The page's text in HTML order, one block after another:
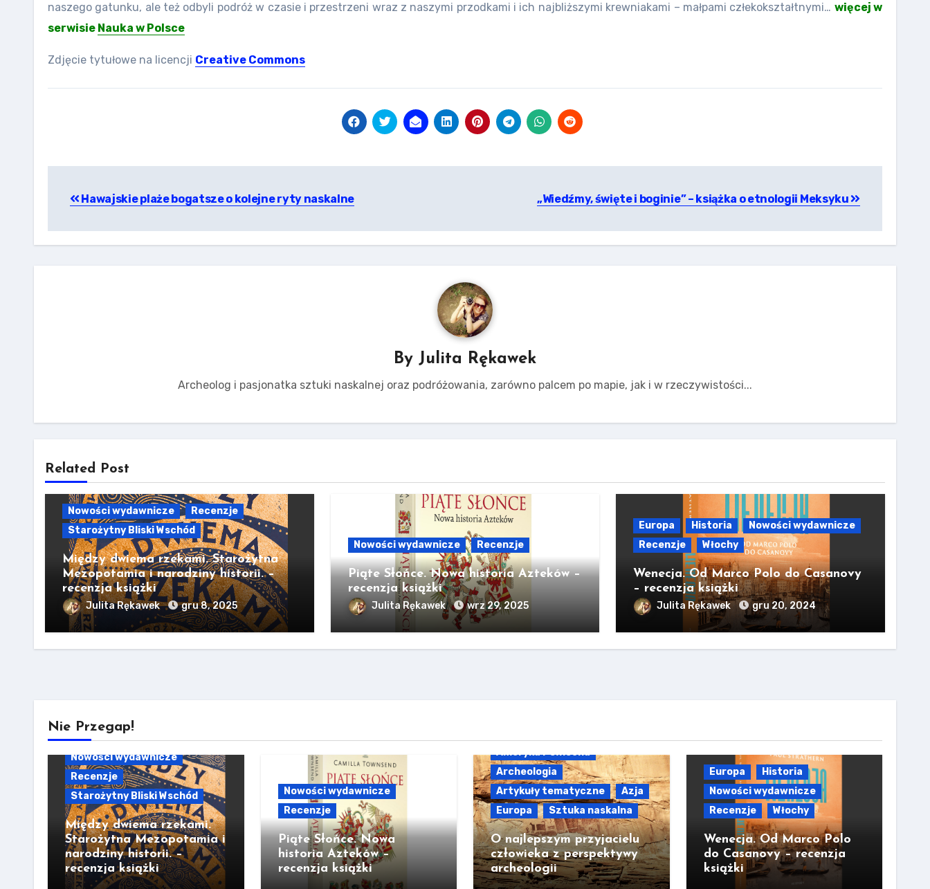
naszego gatunku, ale też odbyli podróż w czasie i przestrzeni wraz z naszymi przodkami i ich najbliższymi krewniakami – małpami człekokształtnymi… więcej w
serwisie Nauka w Polsce
Zdjęcie tytułowe na licencji Creative Commons
wpisu
Hawajskie plaże bogatsze o kolejne ryty naskalne „Wiedźmy, święte i boginie” – książka o etnologii Meksyku
By Julita Rękawek
Archeolog i pasjonatka sztuki naskalnej oraz podróżowania, zarówno palcem po mapie, jak i w rzeczywistości...
Related Post
Nowości wydawnicze
Recenzje
Starożytny Bliski Wschód
Między dwiema rzekami. Starożytna
Mezopotamia i narodziny historii. –
recenzja książki
Julita Rękawek gru 8, 2025
Nowości wydawnicze Recenzje
Piąte Słońce. Nowa historia Azteków –
recenzja książki
Julita Rękawek wrz 29, 2025
Europa Historia
Nowości wydawnicze
Recenzje
Włochy
Wenecja. Od Marco Polo do Casanovy
– recenzja książki
Julita Rękawek gru 20, 2024
Nie Przegap!
Nowości wydawnicze
Recenzje
Starożytny Bliski Wschód
Między dwiema rzekami.
Starożytna Mezopotamia i
narodziny historii. –
recenzja książki
Nowości wydawnicze
Recenzje
Piąte Słońce. Nowa
historia Azteków –
recenzja książki
Ameryka Północna
Archeologia
Artykuły tematyczne
Azja
Europa
Sztuka naskalna
O najlepszym przyjacielu
człowieka z perspektywy
archeologii
Europa
Historia
Nowości wydawnicze
Recenzje
Włochy
Wenecja. Od Marco Polo
do Casanovy – recenzja
książki